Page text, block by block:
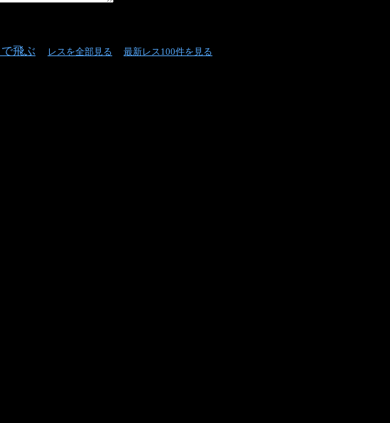
飛ぶ レスを全部見る 最新レス100件を見る